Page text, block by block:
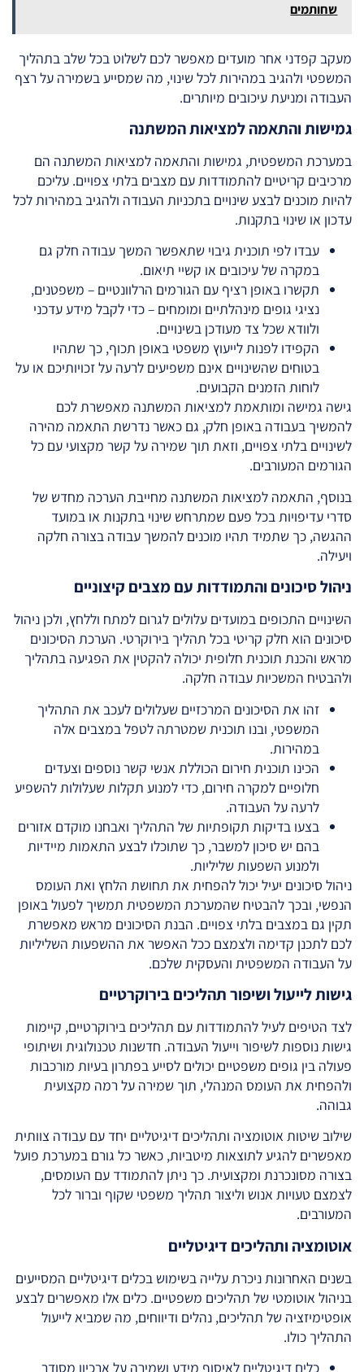
שחותמים
מעקב קפדני אחר מועדים מאפשר לכם לשלוט בכל שלב בתהליך
המשפטי ולהגיב במהירות לכל שינוי, מה שמסייע בשמירה על רצף
העבודה ומניעת עיכובים מיותרים.
גמישות והתאמה למציאות המשתנה
במערכת המשפטית, גמישות והתאמה למציאות המשתנה הם
מרכיבים קריטיים להתמודדות עם מצבים בלתי צפויים. עליכם
להיות מוכנים לבצע שינויים בתכניות העבודה ולהגיב במהירות לכל
עדכון או שינוי בתקנות.
עבדו לפי תוכנית גיבוי שתאפשר המשך עבודה חלק גם
במקרה של עיכובים או קשיי תיאום.
תקשרו באופן רציף עם הגורמים הרלוונטיים – משפטנים,
נציגי גופים מינהלתיים ומומחים – כדי לקבל מידע עדכני
ולוודא שכל צד מעודכן בשינויים.
הקפידו לפנות לייעוץ משפטי באופן תכוף, כך שתהיו
בטוחים שהשינויים אינם משפיעים לרעה על זכויותיכם או על
לוחות הזמנים הקבועים.
גישה גמישה ומותאמת למציאות המשתנה מאפשרת לכם
להמשיך בעבודה באופן חלק, גם כאשר נדרשת התאמה מהירה
לשינויים בלתי צפויים, וזאת תוך שמירה על קשר מקצועי עם כל
הגורמים המעורבים.
בנוסף, התאמה למציאות המשתנה מחייבת הערכה מחדש של
סדרי עדיפויות בכל פעם שמתרחש שינוי בתקנות או במועד
ההגשה, כך שתמיד תהיו מוכנים להמשך עבודה בצורה חלקה
ויעילה.
ניהול סיכונים והתמודדות עם מצבים קיצוניים
השינויים התכופים במועדים עלולים לגרום למתח וללחץ, ולכן ניהול
סיכונים הוא חלק קריטי בכל תהליך בירוקרטי. הערכת הסיכונים
מראש והכנת תוכנית חלופית יכולה להקטין את הפגיעה בתהליך
ולהבטיח המשכיות עבודה חלקה.
זהו את הסיכונים המרכזיים שעלולים לעכב את התהליך
המשפטי, ובנו תוכנית שמטרתה לטפל במצבים אלה
במהירות.
הכינו תוכנית חירום הכוללת אנשי קשר נוספים וצעדים
חלופיים למקרה חירום, כדי למנוע תקלות שעלולות להשפיע
לרעה על העבודה.
בצעו בדיקות תקופתיות של התהליך ואבחנו מוקדם אזורים
בהם יש סיכון למשבר, כך שתוכלו לבצע התאמות מיידיות
ולמנוע השפעות שליליות.
ניהול סיכונים יעיל יכול להפחית את תחושת הלחץ ואת העומס
הנפשי, ובכך להבטיח שהמערכת המשפטית תמשיך לפעול באופן
תקין גם במצבים בלתי צפויים. הבנת הסיכונים מראש מאפשרת
לכם לתכנן קדימה ולצמצם ככל האפשר את ההשפעות השליליות
על העבודה המשפטית והעסקית שלכם.
גישות לייעול ושיפור תהליכים בירוקרטיים
לצד הטיפים לעיל להתמודדות עם תהליכים בירוקרטיים, קיימות
גישות נוספות לשיפור וייעול העבודה. חדשנות טכנולוגית ושיתופי
פעולה בין גופים משפטיים יכולים לסייע בפתרון בעיות מורכבות
ולהפחית את העומס המנהלי, תוך שמירה על רמה מקצועית
גבוהה.
שילוב שיטות אוטומציה ותהליכים דיגיטליים יחד עם עבודה צוותית
מאפשרים להגיע לתוצאות מיטביות, כאשר כל גורם במערכת פועל
בצורה מסונכרנת ומקצועית. כך ניתן להתמודד עם העומסים,
לצמצם טעויות אנוש וליצור תהליך משפטי שקוף וברור לכל
המעורבים.
אוטומציה ותהליכים דיגיטליים
בשנים האחרונות ניכרת עלייה בשימוש בכלים דיגיטליים המסייעים
בניהול אוטומטי של תהליכים משפטיים. כלים אלו מאפשרים לבצע
אופטימיזציה של תהליכים, נהלים ודיווחים, מה שמביא לייעול
התהליך כולו.
כלים דיגיטליים לאיסוף מידע ושמירה על ארכיון מסודר